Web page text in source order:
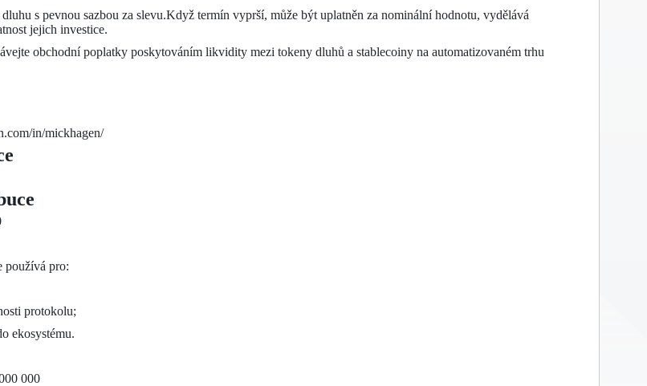
s pevnou sazbou za slevu.Když termín vyprší, může být uplatněn za nominální hodnotu, vydělává
jejich investice.
obchodní poplatky poskytováním likvidity mezi tokeny dluhů a stablecoiny na automatizovaném trhu
in/mickhagen/
používá pro:
protokolu;
ekosystému.
000